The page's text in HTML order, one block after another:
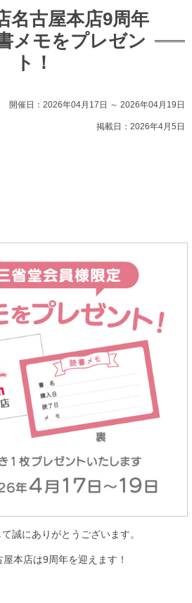
名古屋本店9周年
メモをプレゼン
ト！
開催日：2026年04月17日 ～ 2026年04月19日
掲載日：2026年4月5日
誠にありがとうございます。
本店は9周年を迎えます！